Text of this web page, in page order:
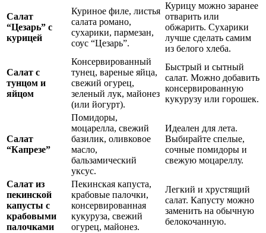
Салат
“Цезарь” с
курицей
Куриное филе, листья
салата романо,
сухарики, пармезан,
соус “Цезарь”.
Курицу можно заранее
отварить или
обжарить. Сухарики
лучше сделать самим
из белого хлеба.
Салат с
тунцом и
яйцом
Консервированный
тунец, вареные яйца,
свежий огурец,
зеленый лук, майонез
(или йогурт).
Быстрый и сытный
салат. Можно добавить
консервированную
кукурузу или горошек.
Салат
“Капрезе”
Помидоры,
моцарелла, свежий
базилик, оливковое
масло,
бальзамический
уксус.
Идеален для лета.
Выбирайте спелые,
сочные помидоры и
свежую моцареллу.
Салат из
пекинской
капусты с
крабовыми
палочками
Пекинская капуста,
крабовые палочки,
консервированная
кукуруза, свежий
огурец, майонез.
Легкий и хрустящий
салат. Капусту можно
заменить на обычную
белокочанную.